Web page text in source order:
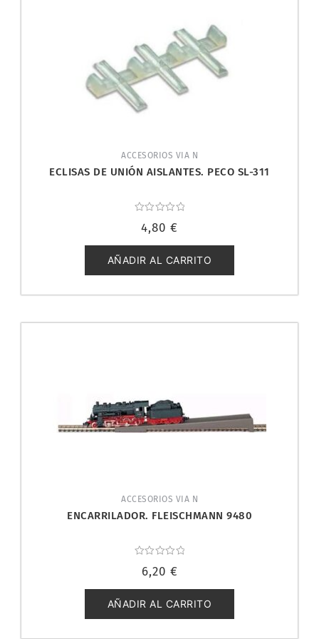
ACCESORIOS VIA N
ECLISAS DE UNIÓN AISLANTES. PECO SL-311
con
de
5
4,80 €
AÑADIR AL CARRITO
ACCESORIOS VIA N
ENCARRILADOR. FLEISCHMANN 9480
con
de
5
6,20 €
AÑADIR AL CARRITO